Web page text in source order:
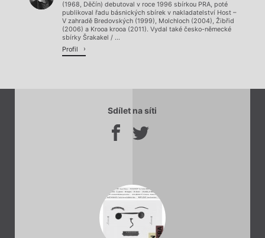
(1968, Děčín) debutoval v roce 1996 sbírkou PRA, poté
publikoval řadu básnických sbírek v nakladatelství Host –
V zahradě Bredovských (1999), Molchloch (2004), Žibřid
(2006) a Krooa krooa (2011). Vydal také česko-německé
sbírky Šrakakel / ...
Profil
Sdílet na síti